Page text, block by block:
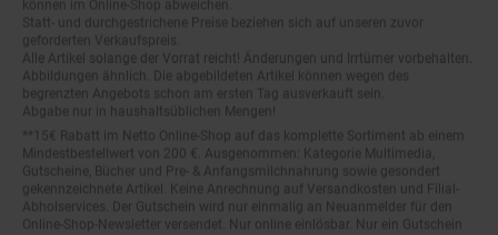
Statt- und durchgestrichene Preise beziehen sich auf unseren zuvor
geforderten Verkaufspreis.
Alle Artikel solange der Vorrat reicht! Änderungen und Irrtümer vorbehalten.
Abbildungen ähnlich. Die abgebildeten Artikel können wegen des
begrenzten Angebots schon am ersten Tag ausverkauft sein.
Abgabe nur in haushaltsüblichen Mengen!
Mindestbestellwert von 200 €. Ausgenommen: Kategorie Multimedia,
Gutscheine, Bücher und Pre- & Anfangsmilchnahrung sowie gesondert
gekennzeichnete Artikel. Keine Anrechnung auf Versandkosten und Filial-
Abholservices. Der Gutschein wird nur einmalig an Neuanmelder für den
Online-Shop-Newsletter versendet. Nur online einlösbar. Nur ein Gutschein
pro Person und Bestellung. Restbeträge werden nicht ausgezahlt. Nicht mit